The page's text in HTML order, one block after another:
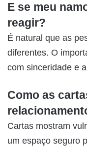
E se meu
reagir?
É natural que as
diferentes. O
com sinceridade e
Como as
Cartas mostram
um espaço seguro